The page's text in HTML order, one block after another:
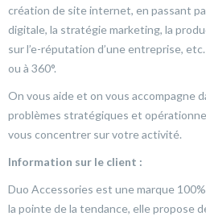
création de site internet, en passant
digitale, la stratégie marketing, la
sur l’e-réputation d’une entreprise,
ou à 360°.
On vous aide et on vous accompagne
problèmes stratégiques et
vous concentrer sur votre activité.
Information sur le client :
Duo Accessories est une marque
la pointe de la tendance, elle propose